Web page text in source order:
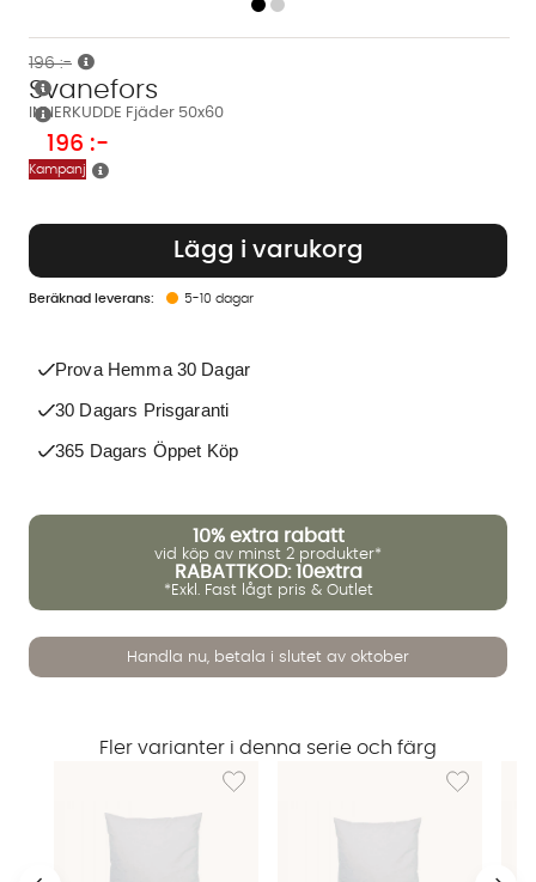
INNERKUDDE Fjäder 50x60
Svanefors
196 :-
196 :-
Kampanj
Lägg i varukorg
5-10 dagar
Prova Hemma 30 Dagar
30 Dagars Prisgaranti
365 Dagars Öppet Köp
10% extra rabatt
vid köp av minst 2 produkter*
RABATTKOD: 10extra
*Exkl. Fast lågt pris & Outlet
Handla nu, betala i slutet av oktober
Fler varianter i denna serie och färg
Lägg till i önskelista: INNERKUDDE Fjäder
Lägg till i
sparas i upp till 24 timmar för att kunna hjälpa dig. Vi delar
inte dina uppgifter med tredje part. Läs mer i vår
integritetspolicy.
Jag godkänner att konversationen sparas